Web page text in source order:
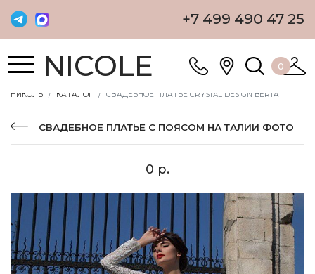
+7 499 490 47 25
NICOLE 0
НИКОЛЬ КАТАЛОГ СВАДЕБНОЕ ПЛАТЬЕ CRYSTAL DESIGN BERTA
СВАДЕБНОЕ ПЛАТЬЕ С ПОЯСОМ НА ТАЛИИ ФОТО
0 р.